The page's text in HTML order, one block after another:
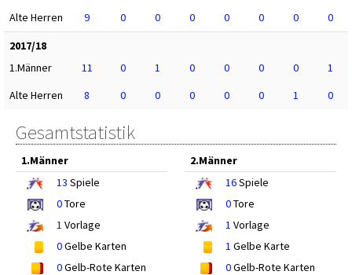
Alte Herren
9 0 0 0 0 0 0
0
2017/18
1.Männer
11 0 1 0 0 0 0
1
Alte Herren
8 0 0 0 0 0 1 0
Gesamtstatistik
1.Männer
13 Spiele
0Tore
1 Vorlage
0Gelbe Karten
0Gelb-Rote Karten
2.Männer
16Spiele
0Tore
1 Vorlage
1 Gelbe Karte
0Gelb-Rote Karten